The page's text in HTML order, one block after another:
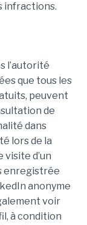
infractions.
l’autorité
que tous les
peuvent
de
dans
lors de la
visite d’un
enregistrée
anonyme
voir
à condition